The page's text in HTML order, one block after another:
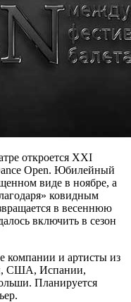
откроется XXI
Open. Юбилейный
виде в ноябре, а
ковидным
в весеннюю
включить в сезон
компании и артисты из
США, Испании,
Планируется